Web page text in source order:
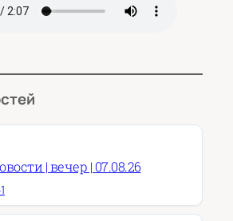
| вечер | 07.08.26